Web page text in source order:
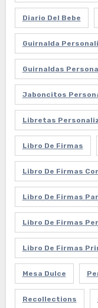
Diario Del Bebe
Guirnalda
Guirnaldas
Jaboncitos
Libretas
Libro De Firmas
Libro De Firmas
Libro De Firmas
Libro De Firmas
Libro De Firmas
Mesa Dulce
Recollections